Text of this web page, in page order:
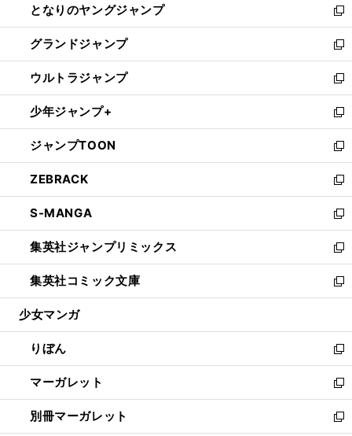
く
ド
ウ
で
開
く
ィ
ン
ド
ウ
で
開
く
い
ウ
ィ
ン
ド
ウ
で
開
く
となりのヤングジャンプ
新
し
い
ウ
ィ
ン
ド
ウ
で
開
く
グランドジャンプ
新
し
い
ウ
ィ
ン
ド
ウ
で
開
く
ウルトラジャンプ
新
し
い
ウ
ィ
ン
ド
ウ
で
開
く
少年ジャンプ+
新
し
い
ウ
ィ
ン
ド
ウ
で
開
く
ジャンプTOON
新
し
い
ウ
ィ
ン
ド
ウ
で
開
ZEBRACK
新
し
い
ウ
ィ
ン
ド
ウ
開
く
S-MANGA
新
し
い
ウ
ィ
ン
ウ
で
開
く
集英社ジャンプリミックス
新
し
い
ウ
ン
ド
ウ
で
開
く
集英社コミック文庫
新
し
ウ
ィ
ン
ド
ウ
で
開
少女マンガ
りぼん
新
し
い
ウ
ィ
マーガレット
新
し
い
別冊マーガレット
新